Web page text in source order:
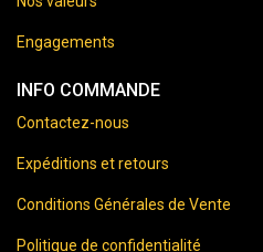
Engagements
INFO COMMANDE
Contactez-nous
Expéditions et retours
Conditions Générales de Vente
Politique de confidentialité